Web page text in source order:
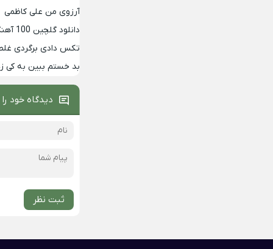
آرزوی من علی کاظمی
دانلود گلچین 100 آهنگ برتر دهه 90
تکس دادی برگردی
بد خستم ببین به کی
دیدگاه خود
ثبت نظر